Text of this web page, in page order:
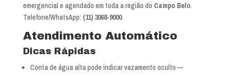
emergencial e agendado em toda a região do Campo Belo.
Telefone/WhatsApp: (11) 3068-9000.
Atendimento Automático
Dicas Rápidas
Conta de água alta pode indicar vazamento oculto —